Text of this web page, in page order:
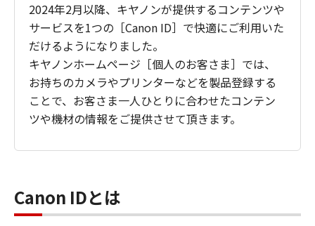
2024年2月以降、キヤノンが提供するコンテンツや
サービスを1つの［Canon ID］で快適にご利用いた
だけるようになりました。
キヤノンホームページ［個人のお客さま］では、
お持ちのカメラやプリンターなどを製品登録する
ことで、お客さま一人ひとりに合わせたコンテン
ツや機材の情報をご提供させて頂きます。
Canon IDとは